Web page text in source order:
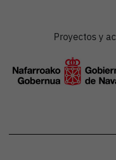
Proyectos y